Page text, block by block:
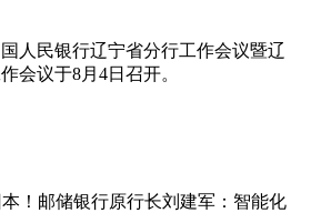
人民银行辽宁省分行工作会议暨辽
会议于8月4日召开。
！邮储银行原行长刘建军：智能化